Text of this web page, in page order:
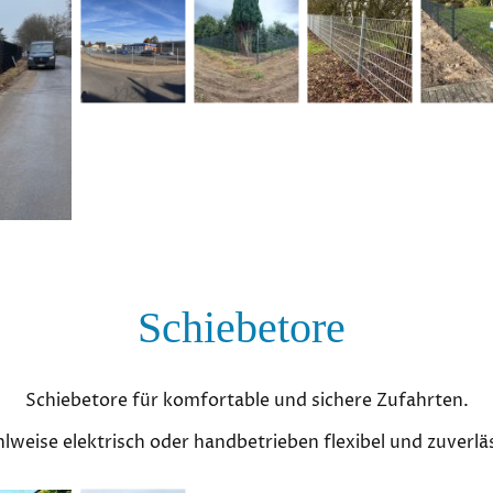
Schiebetore
Schiebetore für komfortable und sichere Zufahrten.
elektrisch oder handbetrieben flexibel und